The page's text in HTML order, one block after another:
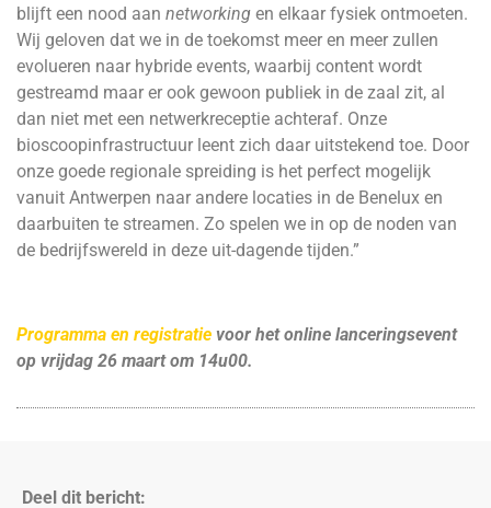
blijft een nood aan networking en elkaar fysiek ontmoeten.
Wij geloven dat we in de toekomst meer en meer zullen
evolueren naar hybride events, waarbij content wordt
gestreamd maar er ook gewoon publiek in de zaal zit, al
dan niet met een netwerkreceptie achteraf. Onze
bioscoopinfrastructuur leent zich daar uitstekend toe. Door
onze goede regionale spreiding is het perfect mogelijk
vanuit Antwerpen naar andere locaties in de Benelux en
daarbuiten te streamen. Zo spelen we in op de noden van
de bedrijfswereld in deze uit-dagende tijden.”
Programma en registratie voor het online lanceringsevent
op vrijdag 26 maart om 14u00.
Deel dit bericht: